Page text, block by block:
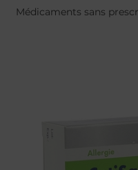
Médicaments sans